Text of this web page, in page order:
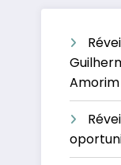
Amorim